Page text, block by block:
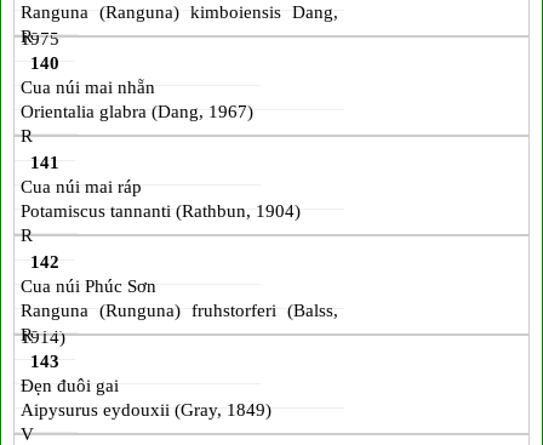
Ranguna (Ranguna) kimboiensis Dang,
1975
R
140
Cua núi mai nhẵn
Orientalia glabra (Dang, 1967)
R
141
Cua núi mai ráp
Potamiscus tannanti (Rathbun, 1904)
R
142
Cua núi Phúc Sơn
Ranguna (Runguna) fruhstorferi (Balss,
1914)
R
143
Đẹn đuôi gai
Aipysurus eydouxii (Gray, 1849)
V